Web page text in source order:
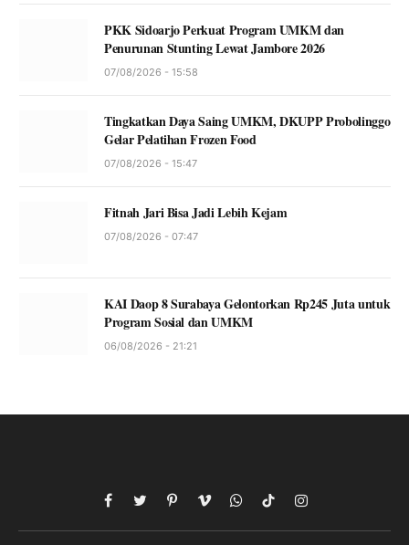
PKK Sidoarjo Perkuat Program UMKM dan
Penurunan Stunting Lewat Jambore 2026
07/08/2026 - 15:58
Tingkatkan Daya Saing UMKM, DKUPP Probolinggo
Gelar Pelatihan Frozen Food
07/08/2026 - 15:47
Fitnah Jari Bisa Jadi Lebih Kejam
07/08/2026 - 07:47
KAI Daop 8 Surabaya Gelontorkan Rp245 Juta untuk
Program Sosial dan UMKM
06/08/2026 - 21:21
Facebook
TwitterPinterestVimeoWhatsApp
TikTokInstagram